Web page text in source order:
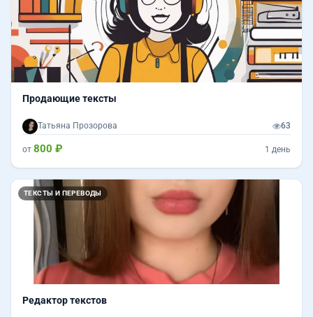
Продающие тексты
Татьяна Прозорова 63
от 800 ₽ 1 день
ТЕКСТЫ И ПЕРЕВОДЫ
Редактор текстов